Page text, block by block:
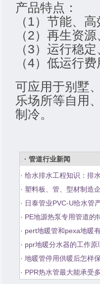
产品特点：
（1）节能、
（2）再生资
（3）运行稳
（4）低运行
可应用于别墅
乐场所等自用
制冷。
· 管道行业新闻
· 给水排水工程知识：排
· 塑料板、管、型材制造
· 日泰管业PVC-U给水管
· PE地源热泵专用管道的
· pert地暖管和pexa地暖
· ppr地暖分水器的工作
· 地暖管停用供暖后怎样
· PPR热水管最大能承受